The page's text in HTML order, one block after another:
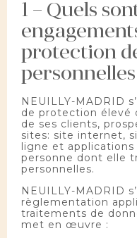
1 – Quels
protection
personnelles
NEUILLY-MADRID
de protection élevé
de ses clients,
sites: site internet,
ligne et
personne dont elle
personnelles.
NEUILLY-MADRID
règlementation
traitements de
met en œuvre :